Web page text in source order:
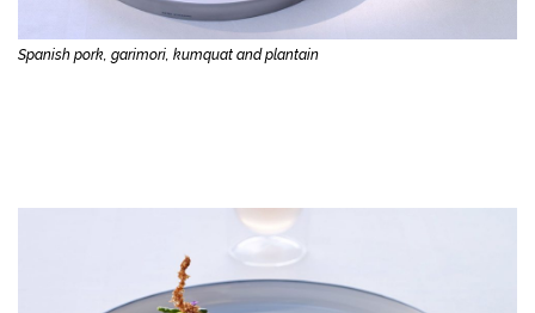
Spanish pork, garimori, kumquat and plantain